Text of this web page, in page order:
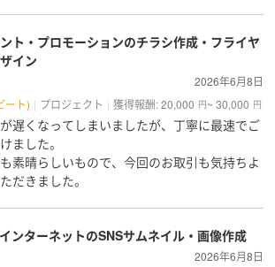
ト・プロモーションのチラシ作成・フライヤ
イン
2026年6月8日
ート)
プロジェクト 獲得報酬: 20,000 円~ 30,000 円
遅くなってしまいましたが、丁寧に最速でご
ました。
素晴らしいもので、今回のお取引も気持ちよ
だきました。
ンターネットのSNSサムネイル・画像作成
2026年6月8日